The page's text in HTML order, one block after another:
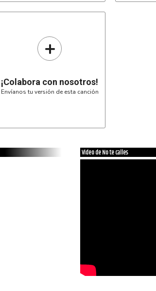
|
|
|
|
|
|
|
|
|
|
|x3
|
|
|
|
| las ultimas 3
+
¡Colabora con nosotros!
Envíanos tu versión de esta canción
Video de No te calles